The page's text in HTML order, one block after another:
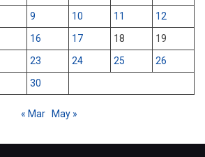
9 10 11
12
16 17 18
19
23 24 25
26
30
« Mar May »